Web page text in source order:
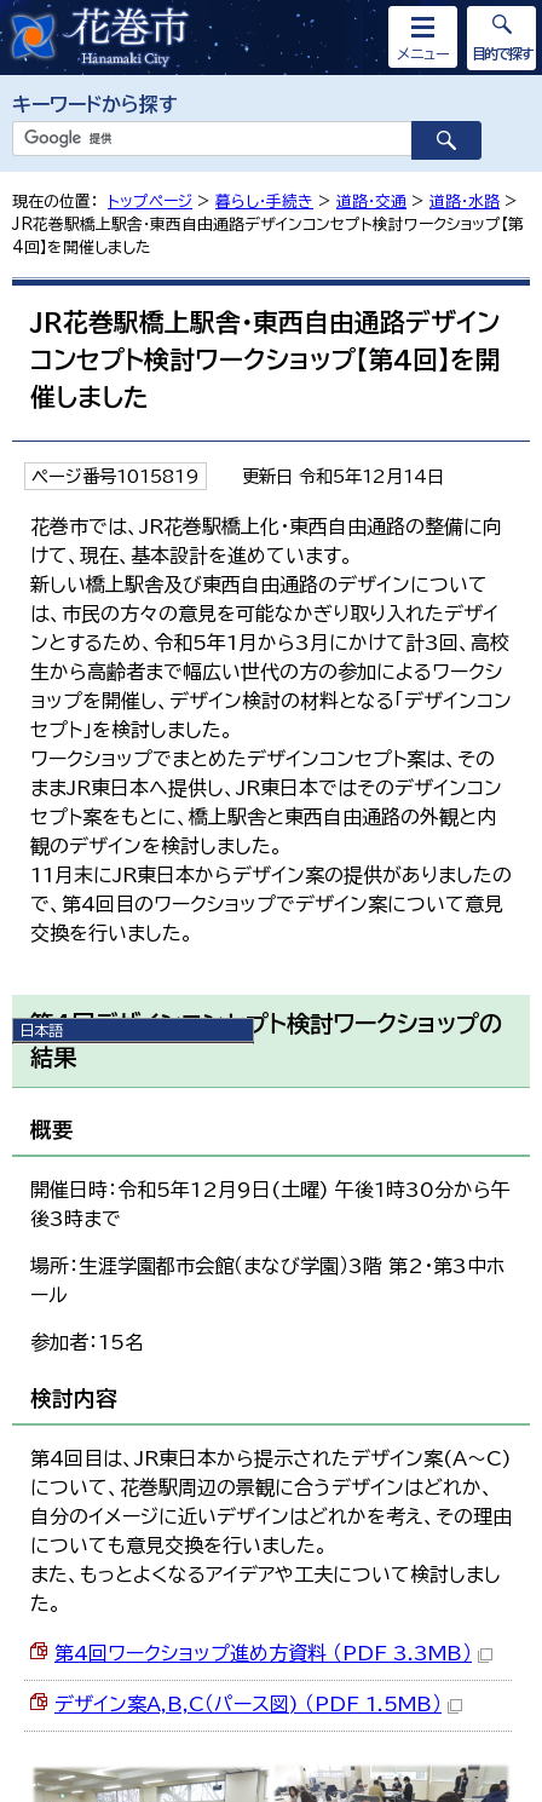
キーワードから探す
メニュー
日本語
日本語
简体中文
目的で探す
現在の位置： トップページ > 暮らし・手続き > 道路・交通 > 道路・水路 >
JR花巻駅橋上駅舎・東西自由通路デザインコンセプト検討ワークショップ【第
4回】を開催しました
JR花巻駅橋上駅舎・東西自由通路デザイン
コンセプト検討ワークショップ【第4回】を開
催しました
ページ番号1015819 更新日 令和5年12月14日
花巻市では、JR花巻駅橋上化・東西自由通路の整備に向
けて、現在、基本設計を進めています。
新しい橋上駅舎及び東西自由通路のデザインについて
は、市民の方々の意見を可能なかぎり取り入れたデザイ
ンとするため、令和5年1月から3月にかけて計3回、高校
生から高齢者まで幅広い世代の方の参加によるワークシ
ョップを開催し、デザイン検討の材料となる「デザインコン
セプト」を検討しました。
ワークショップでまとめたデザインコンセプト案は、その
ままJR東日本へ提供し、JR東日本ではそのデザインコン
セプト案をもとに、橋上駅舎と東西自由通路の外観と内
観のデザインを検討しました。
11月末にJR東日本からデザイン案の提供がありましたの
で、第4回目のワークショップでデザイン案について意見
交換を行いました。
第4回デザインコンセプト検討ワークショップの
結果
概要
開催日時：令和5年12月9日(土曜) 午後1時30分から午
後3時まで
場所：生涯学園都市会館（まなび学園）3階 第2・第3中ホ
ール
参加者：15名
検討内容
第4回目は、JR東日本から提示されたデザイン案(A～C)
について、花巻駅周辺の景観に合うデザインはどれか、
自分のイメージに近いデザインはどれかを考え、その理由
についても意見交換を行いました。
また、もっとよくなるアイデアや工夫について検討しまし
た。
第4回ワークショップ進め方資料 （PDF 3.3MB）
デザイン案A,B,C（パース図) （PDF 1.5MB）